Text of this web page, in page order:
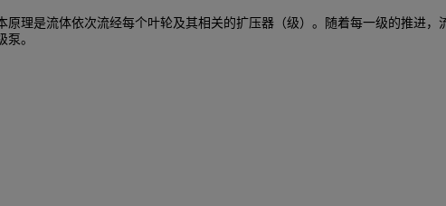
理是流体依次流经每个叶轮及其相关的扩压器（级）。随着每一级的推进
。